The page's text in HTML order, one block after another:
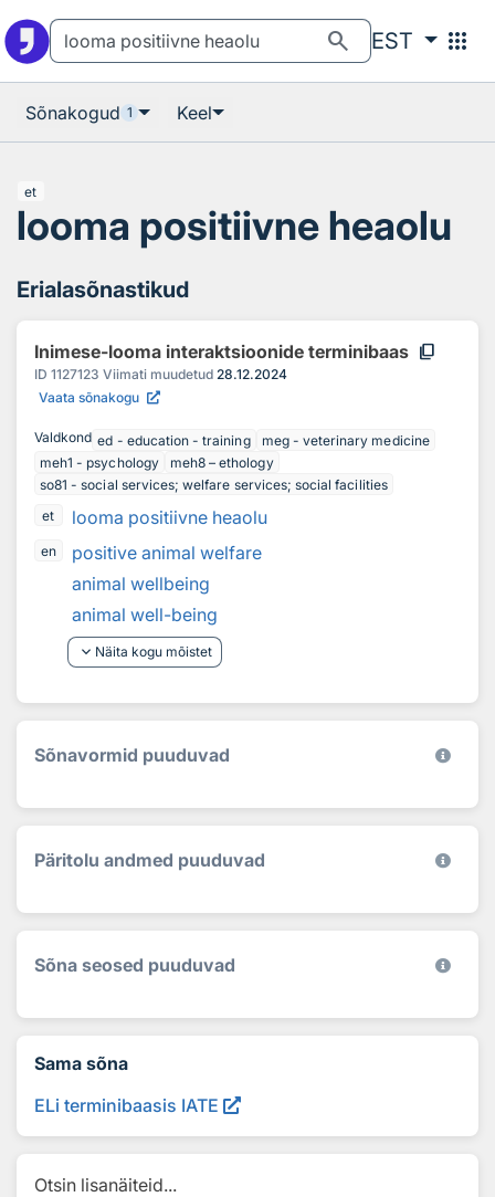
search EST apps
Sõnakogud 1 Keel
et
looma positiivne heaolu
Erialasõnastikud
Inimese-looma interaktsioonide terminibaas content_copy
ID 1127123 Viimati muudetud 28.12.2024
Vaata sõnakogu
Valdkond ed - education - training
meg - veterinary medicine
meh1 - psychology
meh8 – ethology
so81 - social services; welfare services; social facilities
et
looma positiivne heaolu
en
positive animal welfare
animal wellbeing
animal well-being
keyboard_arrow_down Näita kogu mõistet
Sõnavormid puuduvad
Päritolu andmed puuduvad
Sõna seosed puuduvad
Sama sõna
ELi terminibaasis IATE
Otsin lisanäiteid...